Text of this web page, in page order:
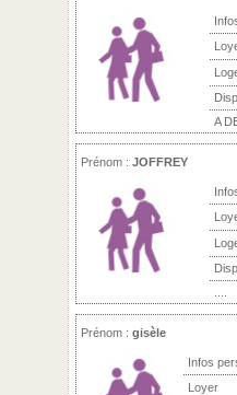
A
Prénom : JOFFREY
Prénom : gisèle
Infos
Loyer